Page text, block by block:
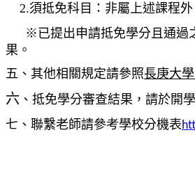
2.須抵免科目：非屬上述課程外
※已提出申請抵免學分且通過
果。
五、 其他相關規定請參照長庚大
六 、抵免學分審查結果，請於開
七、聯繫老師請參考學校分機表